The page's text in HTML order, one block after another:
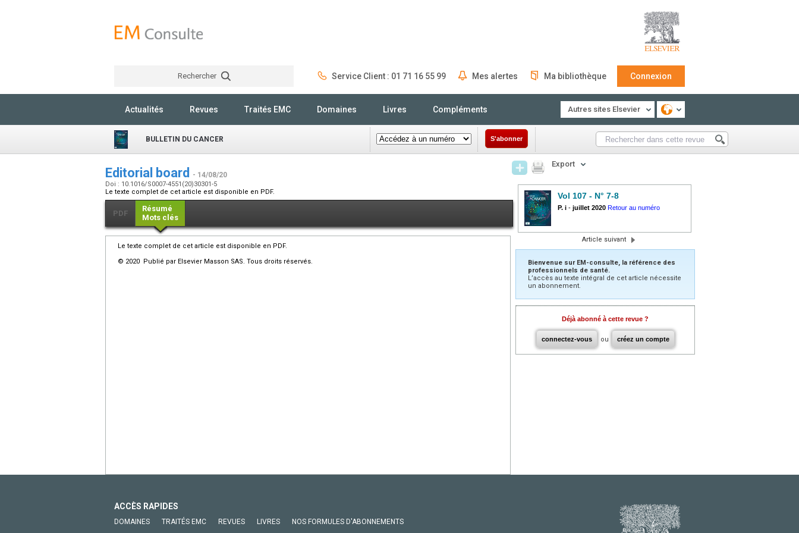
Rechercher Service Client : 01 71 16 55 99 Mes alertes Ma bibliothèque Connexion
Actualités Revues Traités EMC Domaines Livres Compléments Autres sites Elsevier
BULLETIN DU CANCER S'abonner
Editorial board - 14/08/20
Doi : 10.1016/S0007-4551(20)30301-5
Le texte complet de cet article est disponible en PDF.
PDF
Résumé
Mots clés
Le texte complet de cet article est disponible en PDF.
© 2020 Publié par Elsevier Masson SAS. Tous droits réservés.
Export
Vol 107 - N° 7-8
P. i - juillet 2020 Retour au numéro
Article suivant
Bienvenue sur EM-consulte, la référence des
professionnels de santé.
L’accès au texte intégral de cet article nécessite
un abonnement.
Déjà abonné à cette revue ?
connectez-vous ou créez un compte
ACCÈS RAPIDES
DOMAINES TRAITÉS EMC REVUES LIVRES NOS FORMULES D'ABONNEMENTS